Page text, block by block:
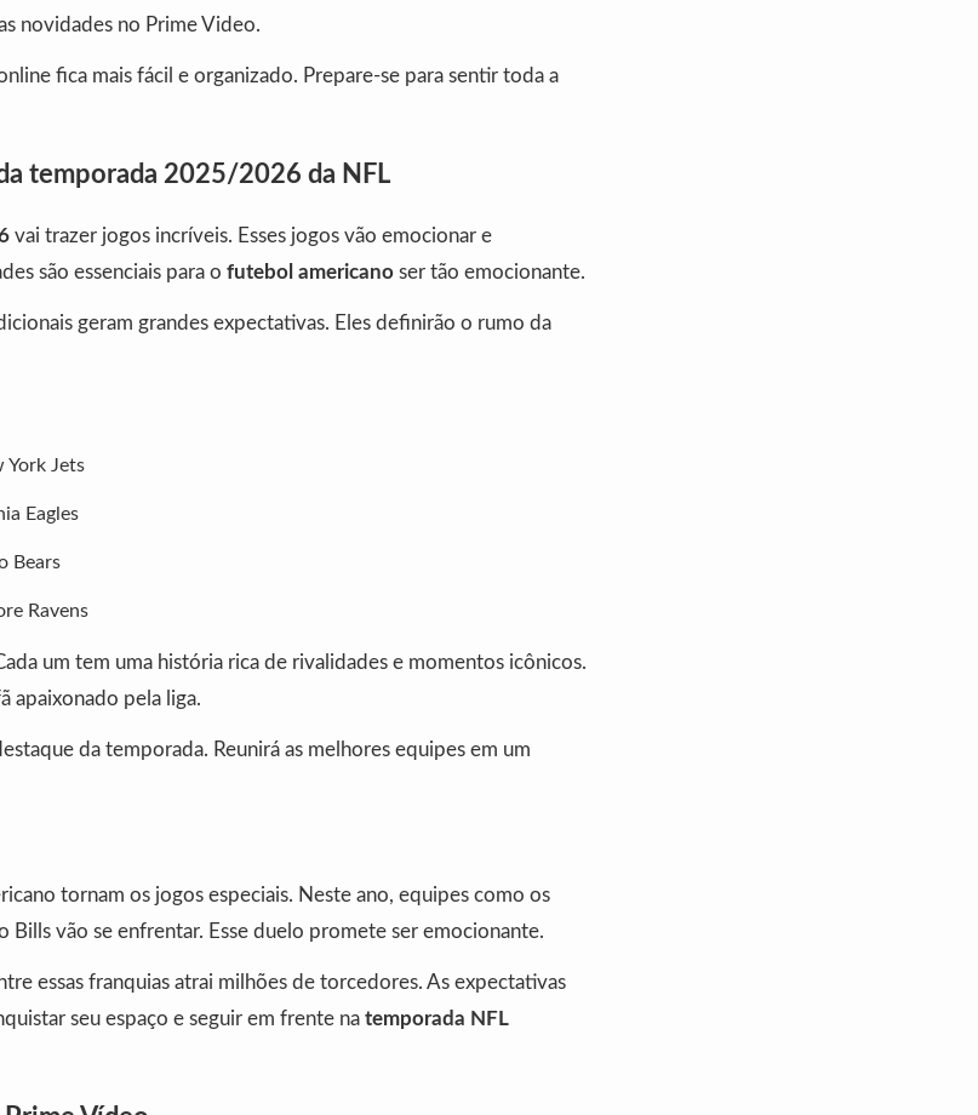
novidades no Prime Video.
fica mais fácil e organizado. Prepare-se para sentir toda a
temporada 2025/2026 da NFL
vai trazer jogos incríveis. Esses jogos vão emocionar e
são essenciais para o futebol americano ser tão emocionante.
geram grandes expectativas. Eles definirão o rumo da
York Jets
Eagles
Bears
Ravens
um tem uma história rica de rivalidades e momentos icônicos.
apaixonado pela liga.
da temporada. Reunirá as melhores equipes em um
tornam os jogos especiais. Neste ano, equipes como os
Bills vão se enfrentar. Esse duelo promete ser emocionante.
essas franquias atrai milhões de torcedores. As expectativas
seu espaço e seguir em frente na temporada NFL